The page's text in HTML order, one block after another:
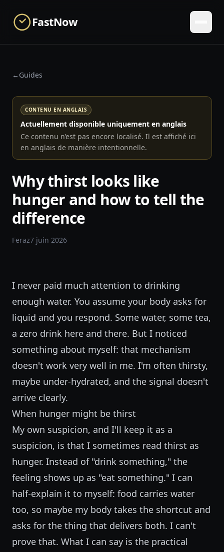
FastNow
← Guides
CONTENU EN ANGLAIS
Actuellement disponible uniquement en anglais
Ce contenu n’est pas encore localisé. Il est affiché ici
en anglais de manière intentionnelle.
Why thirst looks like
hunger and how to tell the
difference
Feraz7 juin 2026
I never paid much attention to drinking
enough water. You assume your body asks for
liquid and you respond. Some water, some tea,
a zero drink here and there. But I noticed
something about myself: that mechanism
doesn't work very well in me. I'm often thirsty,
maybe under-hydrated, and the signal doesn't
arrive clearly.
When hunger might be thirst
My own suspicion, and I'll keep it as a
suspicion, is that I sometimes read thirst as
hunger. Instead of "drink something," the
feeling shows up as "eat something." I can
half-explain it to myself: food carries water
too, so maybe my body takes the shortcut and
asks for the thing that delivers both. I can't
prove that. What I can say is the practical